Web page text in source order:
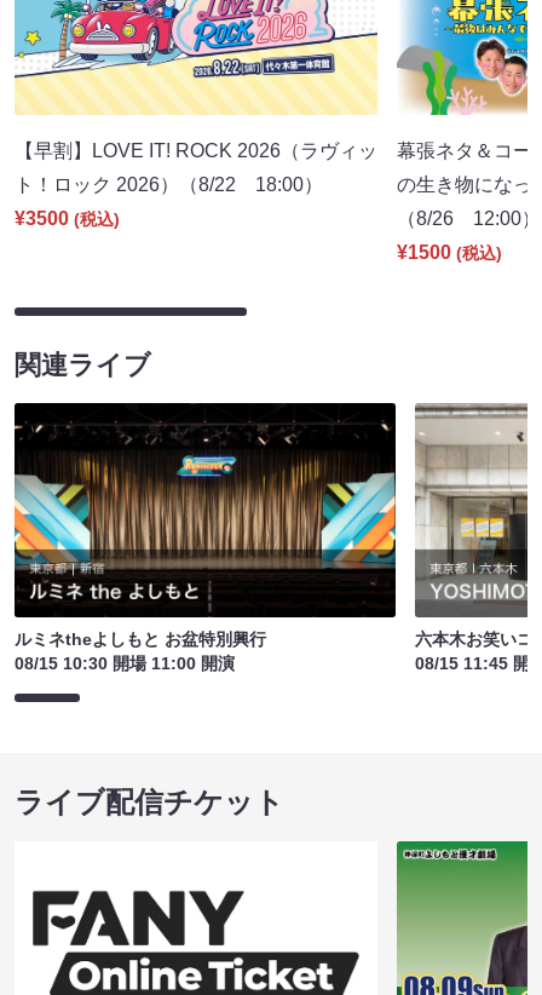
【早割】LOVE IT! ROCK 2026（ラヴィッ
ト！ロック 2026）（8/22 18:00）
¥3500 (税込)
幕張ネタ＆コー
の生き物になっ
（8/26 12:00）
¥1500 (税込)
関連ライブ
ルミネtheよしもと お盆特別興行
08/15 10:30 開場 11:00 開演
六本木お笑いコ
08/15 11:45 開
ライブ配信チケット